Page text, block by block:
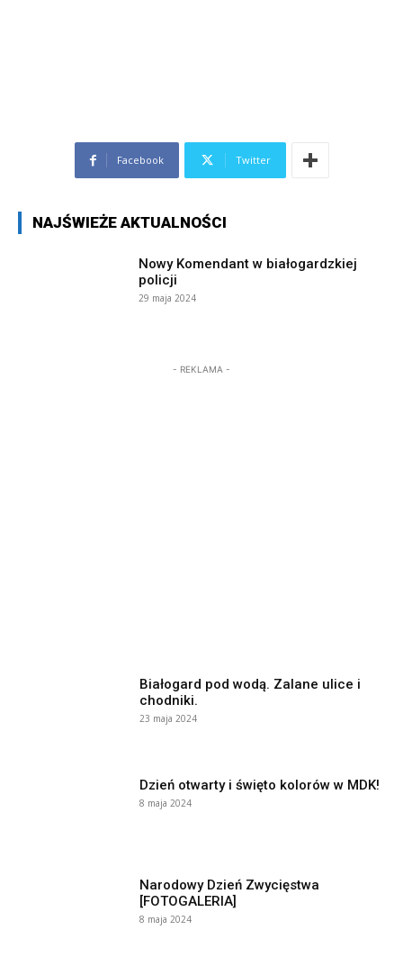
Facebook Twitter
NAJŚWIEŻE AKTUALNOŚCI
Nowy Komendant w białogardzkiej
policji
29 maja 2024
- REKLAMA -
Białogard pod wodą. Zalane ulice i
chodniki.
23 maja 2024
Dzień otwarty i święto kolorów w MDK!
8 maja 2024
Narodowy Dzień Zwycięstwa
[FOTOGALERIA]
8 maja 2024